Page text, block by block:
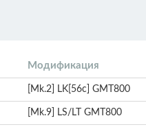
Модификация
[Mk.2] LK[56c] GMT800
[Mk.9] LS/LT GMT800